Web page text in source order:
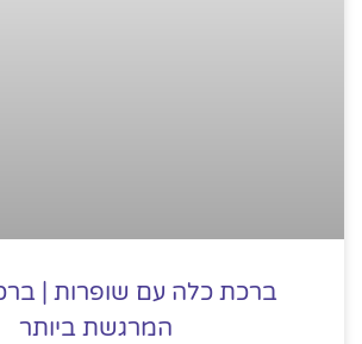
ברכת כלה עם שופרות |
המרגשת ביותר